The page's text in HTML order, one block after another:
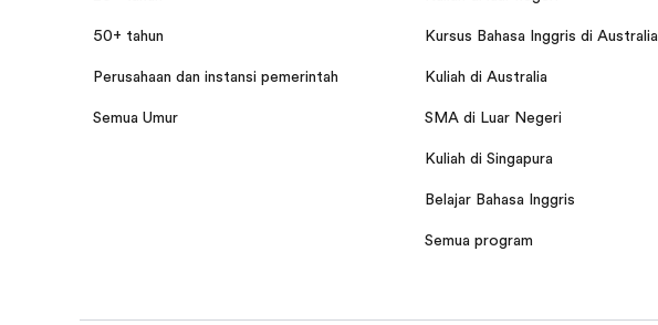
50+ tahun
Perusahaan dan instansi pemerintah
Semua Umur
Kursus Bahasa Inggris di Australia
Kuliah di Australia
SMA di Luar Negeri
Kuliah di Singapura
Belajar Bahasa Inggris
Semua program